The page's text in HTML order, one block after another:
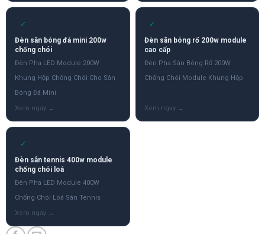
✓
Đèn sân bóng đá mini 200w
chống chói
Đèn Pha LED Module 200W
Khung Hộp Chống Chói Cho Sân
Bóng Đá Mini
✓
Đèn sân bóng rổ 200w module
cao cấp
Đèn Pha Sân Bóng Rổ 200W
Chống Chói Module Khung Hộp
✓
Đèn sân tennis 400w module
chống chói loá
Đèn Pha LED Module 400W
Chống Chói Loá Sân Tennis